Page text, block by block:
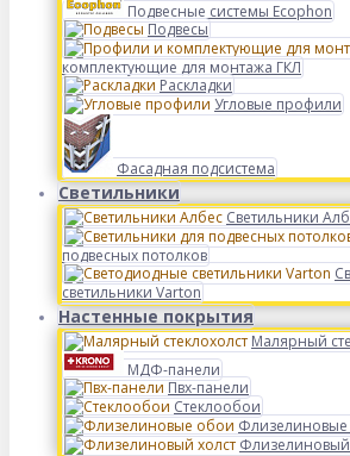
Подвесные системы Ecophon
Подвесы
комплектующие для монтажа ГКЛ
Раскладки
Угловые профили
Фасадная подсистема
Светильники
Светильники
подвесных потолков
светильники Varton
Настенные покрытия
Малярный
МДФ-панели
Пвх-панели
Стеклообои
Флизелиновый